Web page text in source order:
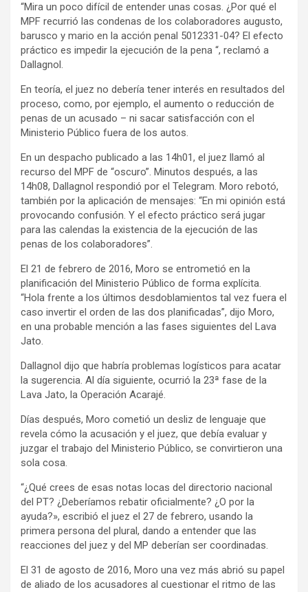
“Mira un poco difícil de entender unas cosas. ¿Por qué el
MPF recurrió las condenas de los colaboradores augusto,
barusco y mario en la acción penal 5012331-04? El efecto
práctico es impedir la ejecución de la pena “, reclamó a
Dallagnol.
En teoría, el juez no debería tener interés en resultados del
proceso, como, por ejemplo, el aumento o reducción de
penas de un acusado – ni sacar satisfacción con el
Ministerio Público fuera de los autos.
En un despacho publicado a las 14h01, el juez llamó al
recurso del MPF de “oscuro”. Minutos después, a las
14h08, Dallagnol respondió por el Telegram. Moro rebotó,
también por la aplicación de mensajes: “En mi opinión está
provocando confusión. Y el efecto práctico será jugar
para las calendas la existencia de la ejecución de las
penas de los colaboradores”.
El 21 de febrero de 2016, Moro se entrometió en la
planificación del Ministerio Público de forma explícita.
“Hola frente a los últimos desdoblamientos tal vez fuera el
caso invertir el orden de las dos planificadas”, dijo Moro,
en una probable mención a las fases siguientes del Lava
Jato.
Dallagnol dijo que habría problemas logísticos para acatar
la sugerencia. Al día siguiente, ocurrió la 23ª fase de la
Lava Jato, la Operación Acarajé.
Días después, Moro cometió un desliz de lenguaje que
revela cómo la acusación y el juez, que debía evaluar y
juzgar el trabajo del Ministerio Público, se convirtieron una
sola cosa.
“¿Qué crees de esas notas locas del directorio nacional
del PT? ¿Deberíamos rebatir oficialmente? ¿O por la
ayuda?», escribió el juez el 27 de febrero, usando la
primera persona del plural, dando a entender que las
reacciones del juez y del MP deberían ser coordinadas.
El 31 de agosto de 2016, Moro una vez más abrió su papel
de aliado de los acusadores al cuestionar el ritmo de las